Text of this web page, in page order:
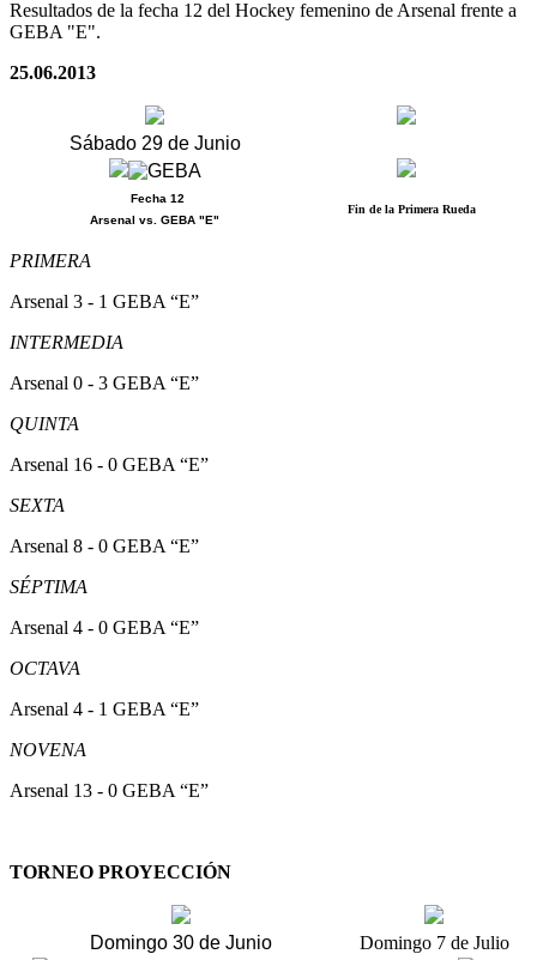
Resultados de la fecha 12 del Hockey femenino de Arsenal frente a
GEBA "E".
25.06.2013
Sábado 29 de Junio
Fecha 12
Arsenal vs. GEBA "E"
Fin de la Primera Rueda
PRIMERA
Arsenal 3 - 1 GEBA “E”
INTERMEDIA
Arsenal 0 - 3 GEBA “E”
QUINTA
Arsenal 16 - 0 GEBA “E”
SEXTA
Arsenal 8 - 0 GEBA “E”
SÉPTIMA
Arsenal 4 - 0 GEBA “E”
OCTAVA
Arsenal 4 - 1 GEBA “E”
NOVENA
Arsenal 13 - 0 GEBA “E”
TORNEO PROYECCIÓN
Domingo 30 de Junio Domingo 7 de Julio